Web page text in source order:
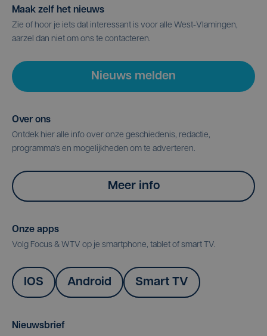
Maak zelf het nieuws
Zie of hoor je iets dat interessant is voor alle West-Vlamingen,
aarzel dan niet om ons te contacteren.
Nieuws melden
Over ons
Ontdek hier alle info over onze geschiedenis, redactie,
programma's en mogelijkheden om te adverteren.
Meer info
Onze apps
Volg Focus & WTV op je smartphone, tablet of smart TV.
IOS Android Smart TV
Nieuwsbrief